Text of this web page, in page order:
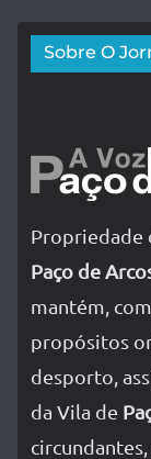
Sobre O
Propriedade
Paço de
mantém,
propósitos
desporto,
da Vila de